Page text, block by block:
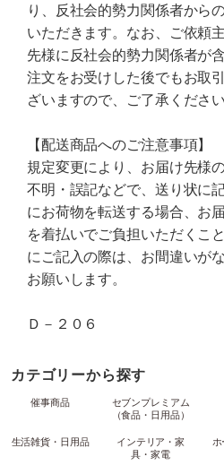
り、反社会的勢力関係者から
いただきます。なお、ご依頼
先様に反社会的勢力関係者が
注文をお受けした後でもお取
ざいますので、ご了承ください
【配送商品へのご注意事項】
規定変更により、お届け先様
不明・誤記などで、送り状に
にお荷物を転送する場合、お
を着払いでご負担いただくこ
にご記入の際は、お間違いが
お願いします。
Ｄ－２０６
カテゴリーから探す
催事商品
セブンプレミアム
（食品・日用品）
生活雑貨・日用品
インテリア・家
具・家電
ホ